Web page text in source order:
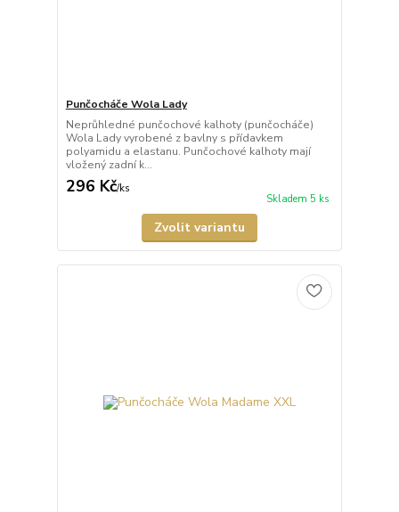
Punčocháče Wola Lady
Neprůhledné punčochové kalhoty (punčocháče)
Wola Lady vyrobené z bavlny s přídavkem
polyamidu a elastanu. Punčochové kalhoty mají
vložený zadní k...
296 Kč/ks
Skladem 5 ks
Zvolit variantu